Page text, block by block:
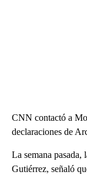
CNN contactó a
declaraciones de
La semana pasada,
Gutiérrez, señaló